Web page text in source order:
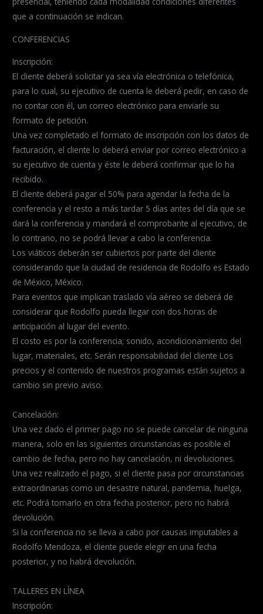
que a continuación se indican.
CONFERENCIAS
Inscripción:
El cliente deberá solicitar ya sea vía electrónica o telefónica,
para lo cual, su ejecutivo de cuenta le deberá pedir, en caso de
no contar con él, un correo electrónico para enviarle su
formato de petición.
Una vez completado el formato de inscripción con los datos de
facturación, el cliente lo deberá enviar por correo electrónico a
su ejecutivo de cuenta y éste le deberá confirmar que lo ha
recibido.
El cliente deberá pagar el 50% para agendar la fecha de la
conferencia y el resto a más tardar 5 días antes del día que se
dará la conferencia y mandará el comprobante al ejecutivo, de
lo contrario, no se podrá llevar a cabo la conferencia.
Los viáticos deberán ser cubiertos por parte del cliente
considerando que la ciudad de residencia de Rodolfo es Estado
de México, México.
Para eventos que implican traslado vía aéreo se deberá de
considerar que Rodolfo pueda llegar con dos horas de
anticipación al lugar del evento.
El costo es por la conferencia; sonido, acondicionamiento del
lugar, materiales, etc. Serán responsabilidad del cliente Los
precios y el contenido de nuestros programas están sujetos a
cambio sin previo aviso.
Cancelación:
Una vez dado el primer pago no se puede cancelar de ninguna
manera, solo en las siguientes circunstancias es posible el
cambio de fecha, pero no hay cancelación, ni devoluciones.
Una vez realizado el pago, si el cliente pasa por circunstancias
extraordinarias como un desastre natural, pandemia, huelga,
etc. Podrá tomarlo en otra fecha posterior, pero no habrá
devolución.
Si la conferencia no se lleva a cabo por causas imputables a
Rodolfo Mendoza, el cliente puede elegir en una fecha
posterior, y no habrá devolución.
TALLERES EN LÍNEA
Inscripción: